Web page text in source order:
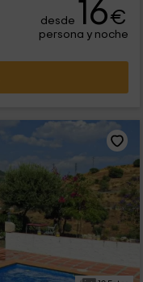
desde 16€
persona y noche